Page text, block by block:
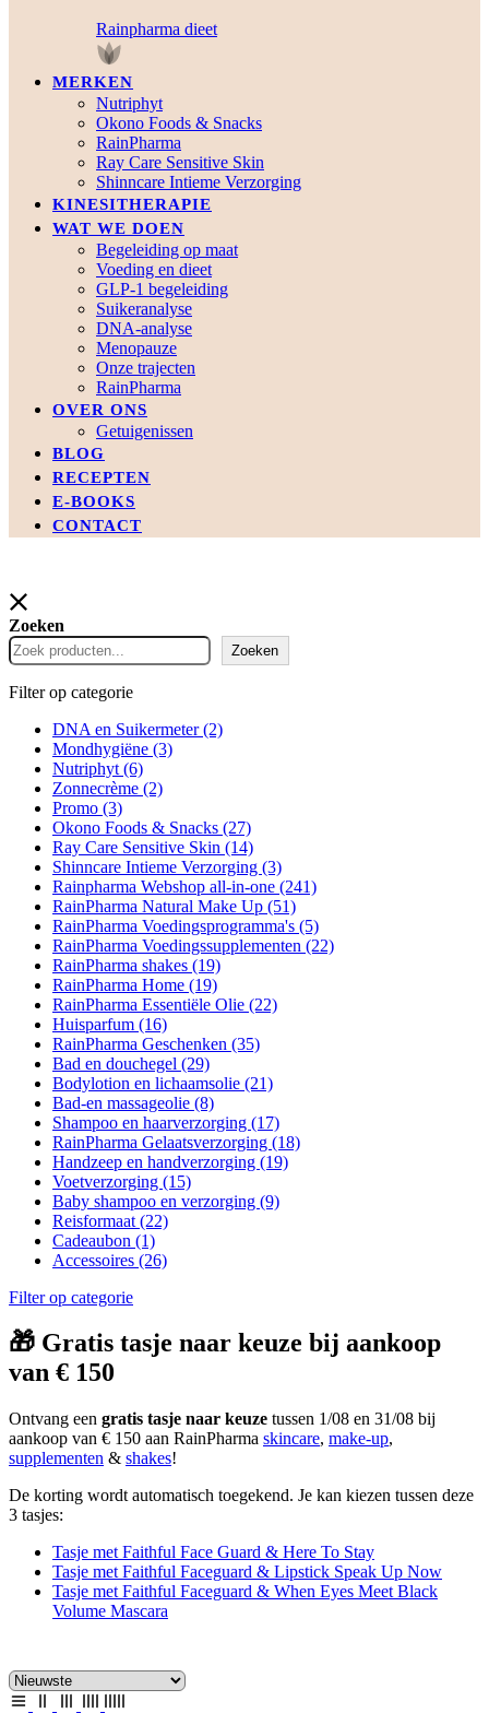
Rainpharma dieet
MERKEN
Nutriphyt
Okono Foods & Snacks
RainPharma
Ray Care Sensitive Skin
Shinncare Intieme Verzorging
KINESITHERAPIE
WAT WE DOEN
Begeleiding op maat
Voeding en dieet
GLP-1 begeleiding
Suikeranalyse
DNA-analyse
Menopauze
Onze trajecten
RainPharma
OVER ONS
Getuigenissen
BLOG
RECEPTEN
E-BOOKS
CONTACT
Zoeken
Zoeken
Filter op categorie
DNA en Suikermeter(2)
Mondhygiëne (3)
Nutriphyt (6)
Zonnecrème (2)
Promo (3)
Okono Foods & Snacks (27)
Ray Care Sensitive Skin (14)
Shinncare Intieme Verzorging (3)
Rainpharma Webshop all-in-one (241)
RainPharma Natural Make Up (51)
RainPharma Voedingsprogramma's (5)
RainPharma Voedingssupplementen (22)
RainPharma shakes (19)
RainPharma Home (19)
RainPharma Essentiële Olie (22)
Huisparfum (16)
RainPharma Geschenken (35)
Bad en douchegel (29)
Bodylotion en lichaamsolie (21)
Bad-en massageolie (8)
Shampoo en haarverzorging (17)
RainPharma Gelaatsverzorging (18)
Handzeep en handverzorging (19)
Voetverzorging (15)
Baby shampoo en verzorging (9)
Reisformaat (22)
Cadeaubon (1)
Accessoires (26)
Filter op categorie
🎁 Gratis tasje naar keuze bij aankoop
van € 150
Ontvang een gratis tasje naar keuze tussen 1/08 en 31/08 bij
aankoop van € 150 aan RainPharma skincare, make-up,
supplementen & shakes!
De korting wordt automatisch toegekend. Je kan kiezen tussen deze
3 tasjes:
Tasje met Faithful Face Guard & Here To Stay
Tasje met Faithful Faceguard & Lipstick Speak Up Now
Tasje met Faithful Faceguard & When Eyes Meet Black
Volume Mascara